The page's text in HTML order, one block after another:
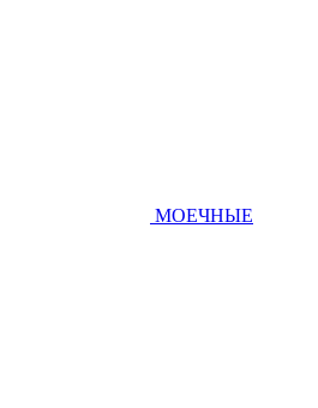
МОЕЧНЫЕ